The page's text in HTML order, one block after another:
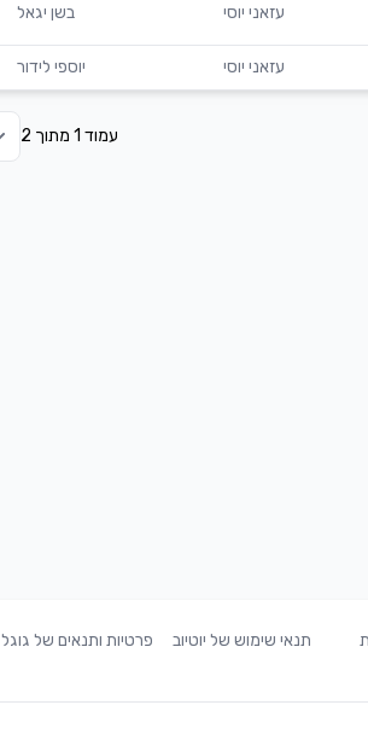
עזאני יוסי בשן יגאל
עזאני יוסי יוספי לידור
עמוד 1 מתוך 2
תנאי שימוש של יוטיוב פרטיות ותנאים של גוגל